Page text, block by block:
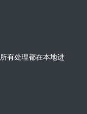
有处理都在本地进